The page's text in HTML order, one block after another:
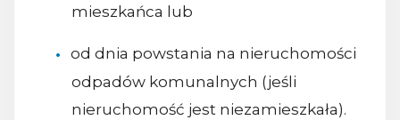
mieszkańca lub
od dnia powstania na nieruchomości
odpadów komunalnych (jeśli
nieruchomość jest niezamieszkała).